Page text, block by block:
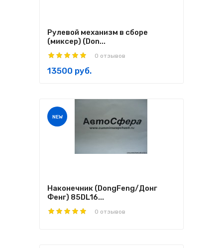
Рулевой механизм в сборе
(миксер) (Don...
0 отзывов
13500 руб.
NEW
Наконечник (DongFeng/Донг
Фенг) 85DL16...
0 отзывов